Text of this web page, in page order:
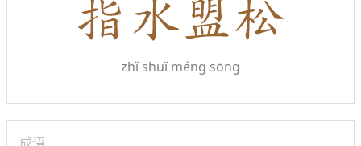
zhǐ shuǐ méng sōng